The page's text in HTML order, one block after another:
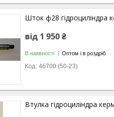
Шток ф28 гідроциліндра
від 1 950 ₴
В наявності Оптом і в роздріб
46700 (50-23)
Втулка гідроциліндра